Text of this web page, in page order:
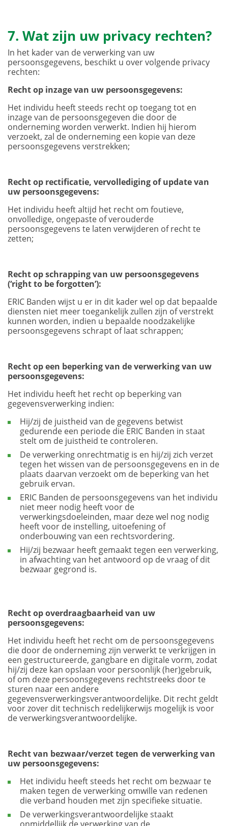
7. Wat zijn uw privacy rechten?
In het kader van de verwerking van uw
persoonsgegevens, beschikt u over volgende privacy
rechten:
Recht op inzage van uw persoonsgegevens:
Het individu heeft steeds recht op toegang tot en
inzage van de persoonsgegeven die door de
onderneming worden verwerkt. Indien hij hierom
verzoekt, zal de onderneming een kopie van deze
persoonsgegevens verstrekken;
Recht op rectificatie, vervollediging of update van
uw persoonsgegevens:
Het individu heeft altijd het recht om foutieve,
onvolledige, ongepaste of verouderde
persoonsgegevens te laten verwijderen of recht te
zetten;
Recht op schrapping van uw persoonsgegevens
(‘right to be forgotten’):
ERIC Banden wijst u er in dit kader wel op dat bepaalde
diensten niet meer toegankelijk zullen zijn of verstrekt
kunnen worden, indien u bepaalde noodzakelijke
persoonsgegevens schrapt of laat schrappen;
Recht op een beperking van de verwerking van uw
persoonsgegevens:
Het individu heeft het recht op beperking van
gegevensverwerking indien:
Hij/zij de juistheid van de gegevens betwist
gedurende een periode die ERIC Banden in staat
stelt om de juistheid te controleren.
De verwerking onrechtmatig is en hij/zij zich verzet
tegen het wissen van de persoonsgegevens en in de
plaats daarvan verzoekt om de beperking van het
gebruik ervan.
ERIC Banden de persoonsgegevens van het individu
niet meer nodig heeft voor de
verwerkingsdoeleinden, maar deze wel nog nodig
heeft voor de instelling, uitoefening of
onderbouwing van een rechtsvordering.
Hij/zij bezwaar heeft gemaakt tegen een verwerking,
in afwachting van het antwoord op de vraag of dit
bezwaar gegrond is.
Recht op overdraagbaarheid van uw
persoonsgegevens:
Het individu heeft het recht om de persoonsgegevens
die door de onderneming zijn verwerkt te verkrijgen in
een gestructureerde, gangbare en digitale vorm, zodat
hij/zij deze kan opslaan voor persoonlijk (her)gebruik,
of om deze persoonsgegevens rechtstreeks door te
sturen naar een andere
gegevensverwerkingsverantwoordelijke. Dit recht geldt
voor zover dit technisch redelijkerwijs mogelijk is voor
de verwerkingsverantwoordelijke.
Recht van bezwaar/verzet tegen de verwerking van
uw persoonsgegevens:
Het individu heeft steeds het recht om bezwaar te
maken tegen de verwerking omwille van redenen
die verband houden met zijn specifieke situatie.
De verwerkingsverantwoordelijke staakt
onmiddellijk de verwerking van de